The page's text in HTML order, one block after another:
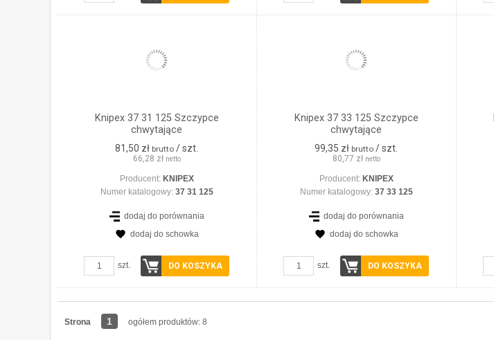
Knipex 37 31 125 Szczypce
chwytające
81,50 zł brutto / szt.
66,28 zł netto
Producent: KNIPEX
Numer katalogowy: 37 31 125
dodaj do porównania
dodaj do schowka
szt. DO KOSZYKA
Knipex 37 33 125 Szczypce
chwytające
99,35 zł brutto / szt.
80,77 zł netto
Producent: KNIPEX
Numer katalogowy: 37 33 125
dodaj do porównania
dodaj do schowka
szt. DO KOSZYKA
Strona 1 ogółem produktów: 8